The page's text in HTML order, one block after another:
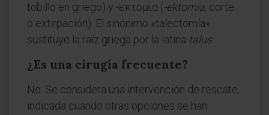
tobillo en griego) y -εκτομία (-ektomía, corte
o extirpación). El sinónimo «talectomía»
sustituye la raíz griega por la latina talus.
¿Es una cirugía frecuente?
No. Se considera una intervención de rescate,
indicada cuando otras opciones se han